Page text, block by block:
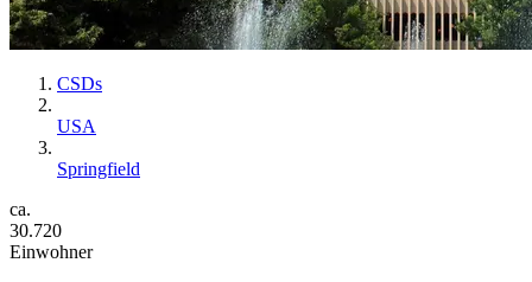
CSDs
USA
Springfield
ca.
30.720
Einwohner